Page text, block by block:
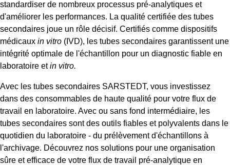
standardiser de nombreux processus pré-analytiques et
d'améliorer les performances. La qualité certifiée des tubes
secondaires joue un rôle décisif. Certifiés comme dispositifs
médicaux in vitro (IVD), les tubes secondaires garantissent une
intégrité optimale de l'échantillon pour un diagnostic fiable en
laboratoire etin vitro.
Avec les tubes secondaires SARSTEDT, vous investissez
dans des consommables de haute qualité pour votre flux de
travail en laboratoire. Avec ou sans fond intermédiaire, les
tubes secondaires sont des outils fiables et polyvalents dans le
quotidien du laboratoire - du prélèvement d'échantillons à
l'archivage. Découvrez nos solutions pour une organisation
sûre et efficace de votre flux de travail pré-analytique en